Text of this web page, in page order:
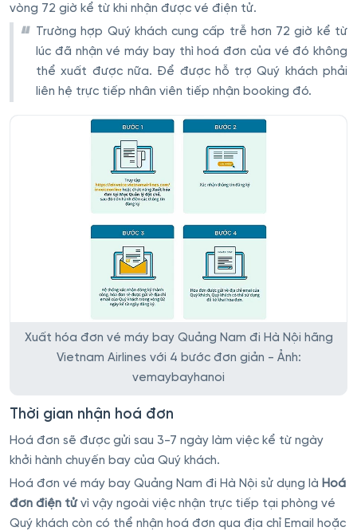
vòng 72 giờ kể từ khi nhận được vé điện tử.
Trường hợp Quý khách cung cấp trễ hơn 72 giờ kể từ
lúc đã nhận vé máy bay thì hoá đơn của vé đó không
thể xuất được nữa. Để được hỗ trợ Quý khách phải
liên hệ trực tiếp nhân viên tiếp nhận booking đó.
Xuất hóa đơn vé máy bay Quảng Nam đi Hà Nội hãng
Vietnam Airlines với 4 bước đơn giản - Ảnh:
vemaybayhanoi
Thời gian nhận hoá đơn
Hoá đơn sẽ được gửi sau 3-7 ngày làm việc kể từ ngày
khởi hành chuyến bay của Quý khách.
Hoá đơn vé máy bay Quảng Nam đi Hà Nội sử dụng là Hoá
đơn điện tửvì vậy ngoài việc nhận trực tiếp tại phòng vé
Quý khách còn có thể nhận hoá đơn qua địa chỉ Email hoặc